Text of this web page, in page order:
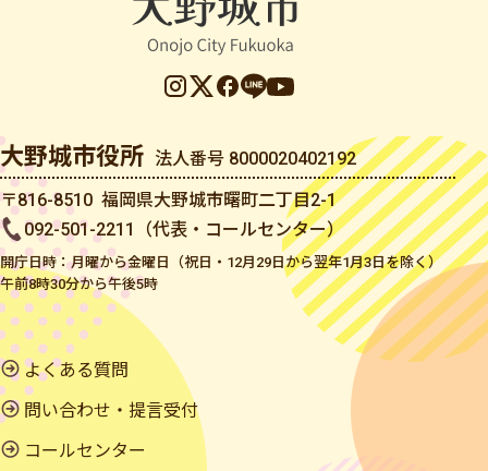
大野城市役所 法人番号 8000020402192
〒816-8510 福岡県大野城市曙町二丁目2-1
092-501-2211（代表・コールセンター）
開庁日時：月曜から金曜日（祝日・12月29日から翌年1月3日を除く）
午前8時30分から午後5時
よくある質問
問い合わせ・提言受付
コールセンター